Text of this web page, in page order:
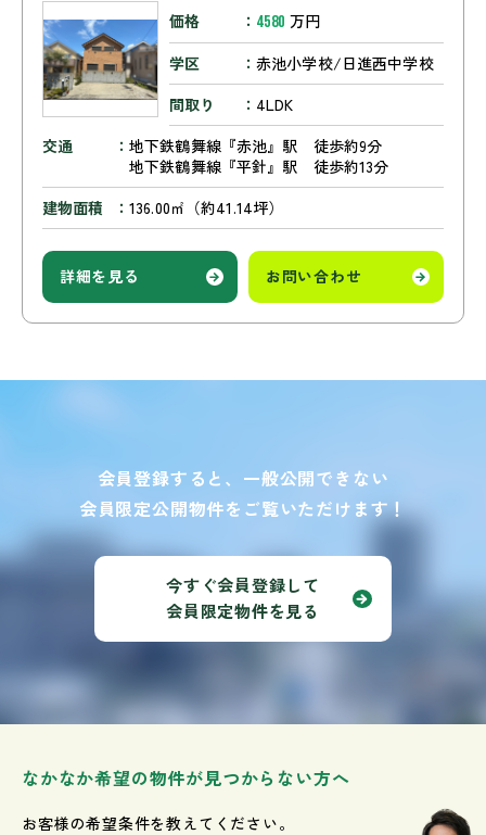
価格 4580 万円
学区
赤池小学校/日進西中学校
間取り
4LDK
交通
地下鉄鶴舞線『赤池』駅 徒歩約9分
地下鉄鶴舞線『平針』駅 徒歩約13分
建物面積
136.00㎡（約41.14坪）
詳細を見る お問い合わせ
会員登録すると、一般公開できない
会員限定公開物件をご覧いただけます！
今すぐ会員登録して
会員限定物件を見る
なかなか希望の物件が見つからない方へ
お客様の希望条件を教えてください。